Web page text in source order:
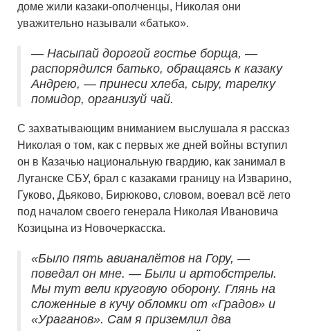
доме жили казаки-ополченцы, Николая они
уважительно называли «батько».
— Насыпай дорогой гостье борща, —
распорядился батько, обращаясь к казаку
Андрею, — принеси хлеба, сыру, тарелку
помидор, организуй чай.
С захватывающим вниманием выслушала я рассказ
Николая о том, как с первых же дней войны вступил
он в Казачью национальную гвардию, как занимал в
Луганске СБУ, брал с казаками границу на Изварино,
Гуково, Дьяково, Бирюково, словом, воевал всё лето
под началом своего генерала Николая Ивановича
Козицына из Новочеркасска.
«Было пять авианалётов на Гору, —
поведал он мне. — Были и артобстрелы.
Мы тут вели круговую оборону. Глянь на
сложенные в кучу обломки от «Градов» и
«Ураганов». Сам я приземлил два